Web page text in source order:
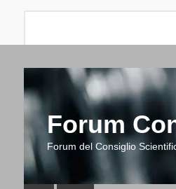
Forum
Forum del Consiglio